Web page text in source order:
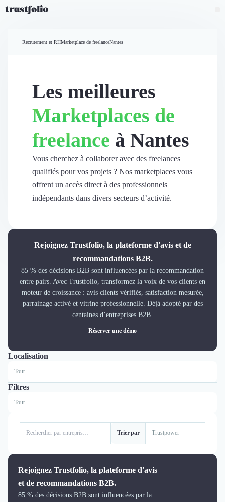
Widgets d'avis
Partage d’avis multicanal
Vidéo de témoignage
Révéler le réseau
Vitrine & média
Suivi du ROI
Voir tous nos avis clients
Découvrir
Découvrir le média
Demander une démo
Connexion
Cabinet de Recrutement
Teambuilding
Marque Employeur
Conseil en Management et Organisation
Gestion paie
Qualité de Vie au Travail (QVT)
Portage Salarial
Responsabilité Sociétale des Entreprises (RSE)
Marketplace de freelance
Logiciel SIRH
Logiciel de Gestion des Recrutements (ATS)
Solutions pour CSE
Marketing Digital
Recrutement et RHMarketplace de freelanceNantes
Les meilleures
Marketplaces de
freelance à Nantes
Vous cherchez à collaborer avec des freelances
qualifiés pour vos projets ? Nos marketplaces vous
offrent un accès direct à des professionnels
indépendants dans divers secteurs d’activité.
Rejoignez Trustfolio, la plateforme d'avis et de
recommandations B2B.
85 % des décisions B2B sont influencées par la recommandation
entre pairs. Avec Trustfolio, transformez la voix de vos clients en
moteur de croissance : avis clients vérifiés, satisfaction mesurée,
parrainage activé et vitrine professionnelle. Déjà adopté par des
centaines d’entreprises B2B.
Réserver une démo
Localisation
ToutParisLille
Filtres
Trier par
Rejoignez Trustfolio, la plateforme d'avis
et de recommandations B2B.
85 % des décisions B2B sont influencées par la